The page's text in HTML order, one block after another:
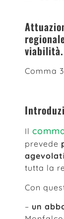
viabilità.
Comma
Il
prevede
tutta la
Con
– un